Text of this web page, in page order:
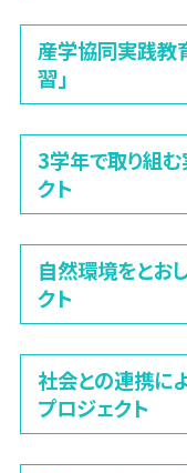
産学協同実践教
習」
3学年で取り組
クト
自然環境をとお
クト
社会との連携に
プロジェクト